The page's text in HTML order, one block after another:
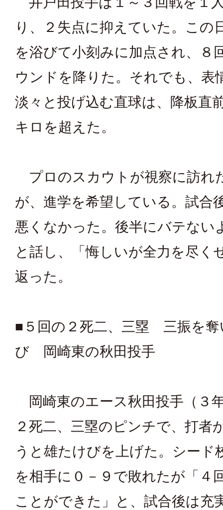
り、２失点に抑えていた。この
を浴びて小刻みに加点され、８
ウンドを降りた。それでも、表
淡々と投げ込む直球は、降板直
キロを超えた。
プロのスカウトが視察に訪れ
が、進学を希望している。試合
悪くなかった。後半にバテない
と話し、「悔しいが全力を尽く
返った。
■５回の２死二、三塁 三振を奪
び 岡崎東の秋田投手
岡崎東のエース秋田投手（３
２死二、三塁のピンチで、打者
うと雄たけびを上げた。シード
を相手に０－９で敗れたが「４
ことができた」と、試合後は充